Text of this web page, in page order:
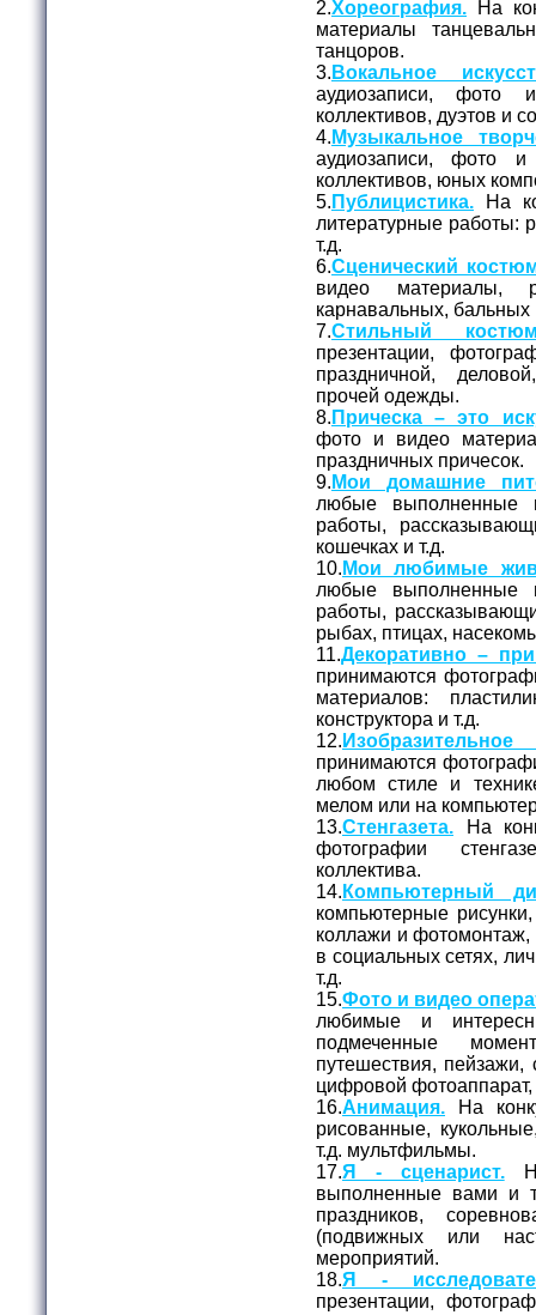
2.Хореография. На
материалы
танцоров.
3. Вокальное
аудиозаписи, фото
коллективов, дуэтов и
4. Музыкальное
аудиозаписи, фото
коллективов, юных
5. Публицистика. На
литературные работы:
т.д.
6.Сценический
видео материалы,
карнавальных,
7.Стильный
презентации,
праздничной,
прочей одежды.
8. Прическа – это
фото и видео
праздничных причесок.
9. Мои домашние
любые выполненные
работы,
кошечках и т.д.
10. Мои любимые
любые выполненные
работы,
рыбах, птицах,
11.Декоративно –
принимаются
материалов:
конструктора и т.д.
12.
принимаются
любом стиле и
мелом или на
13.Стенгазета. На
фотографии
коллектива.
14. Компьютерный
компьютерные
коллажи и фотомонтаж,
в социальных сетях,
т.д.
15.Фото и видео
любимые и
подмеченные
путешествия,
цифровой
16.Анимация. На
рисованные,
т.д. мультфильмы.
17.Я - сценарист.На
выполненные вами и
праздников,
(подвижных или
мероприятий.
18.Я -
презентации,